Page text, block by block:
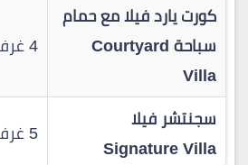
كورت يارد فيلا مع حمام
سباحة Courtyard
Villa
4 غرف
سجنتشر فيلا
Signature Villa
5 غرف